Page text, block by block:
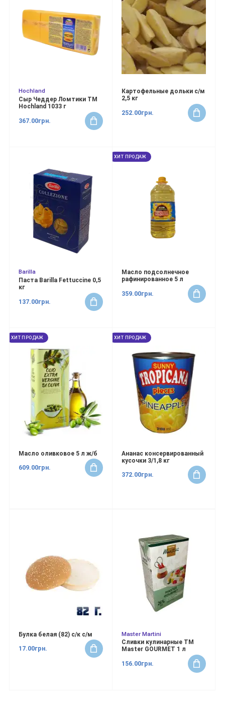
Hochland
Сыр Чеддер Ломтики ТМ
Hochland 1033 г
367.00грн.
Картофельные дольки с/м
2,5 кг
252.00грн.
Barilla
Паста Barilla Fettuccine 0,5
кг
137.00грн.
ХИТ ПРОДАЖ
Масло подсолнечное
рафинированное 5 л
359.00грн.
ХИТ ПРОДАЖ
Масло оливковое 5 л ж/б
609.00грн.
ХИТ ПРОДАЖ
Ананас консервированный
кусочки 3/1,8 кг
372.00грн.
Булка белая (82) с/к с/м
17.00грн.
Master Martini
Сливки кулинарные ТМ
Master GOURMET 1 л
156.00грн.